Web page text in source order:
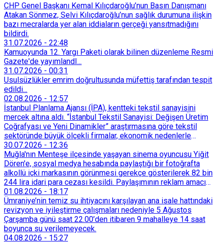
CHP Genel Başkanı Kemal Kılıçdaroğlu’nun Basın Danışmanı
Atakan Sönmez, Selvi Kılıçdaroğlu’nun sağlık durumuna ilişkin
bazı mecralarda yer alan iddiaların gerçeği yansıtmadığını
bildirdi.
31.07.2026 - 22:48
Kamuoyunda 12. Yargı Paketi olarak bilinen düzenleme Resmi
Gazete'de yayımlandI...
31.07.2026 - 00:31
Usulsüzlükler emrim doğrultusunda müfettiş tarafından tespit
edildi...
02.08.2026 - 12:57
İstanbul Planlama Ajansı (İPA), kentteki tekstil sanayisini
mercek altına aldı. “İstanbul Tekstil Sanayisi: Değişen Üretim
Coğrafyası ve Yeni Dinamikler” araştırmasına göre tekstil
sektöründe büyük ölçekli firmalar, ekonomik nedenlerle
İstanbul’dan devlet destekli teşvik bölgelerine veya
Trakya’daki OSB’lere taşınmaya başladı. İstanbul içindeki
küçük ölçekli üretim merkezleri de Tarihi Yarımada’dan
Sultançiftliği, Esenyurt, Arnavutköy ve Güneşli gibi çevre
ilçelere yöneldi.
30.07.2026 - 12:36
Muğla'nın Menteşe ilçesinde yaşayan sinema oyuncusu Yiğit
Dören'e, sosyal medya hesabında paylaştığı bir fotoğrafta
alkollü içki markasının görünmesi gerekçe gösterilerek 82 bin
244 lira idari para cezası kesildi. Paylaşımının reklam amacı
taşımadığını savunan Dören, cezanın iptali için yargıya
başvurdu.
01.08.2026 - 18:17
Ümraniye’nin temiz su ihtiyacını karşılayan ana isale hattındaki
revizyon ve iyileştirme çalışmaları nedeniyle 5 Ağustos
Çarşamba günü saat 22.00’den itibaren 9 mahalleye 14 saat
boyunca su verilemeyecek.
04.08.2026 - 15:27